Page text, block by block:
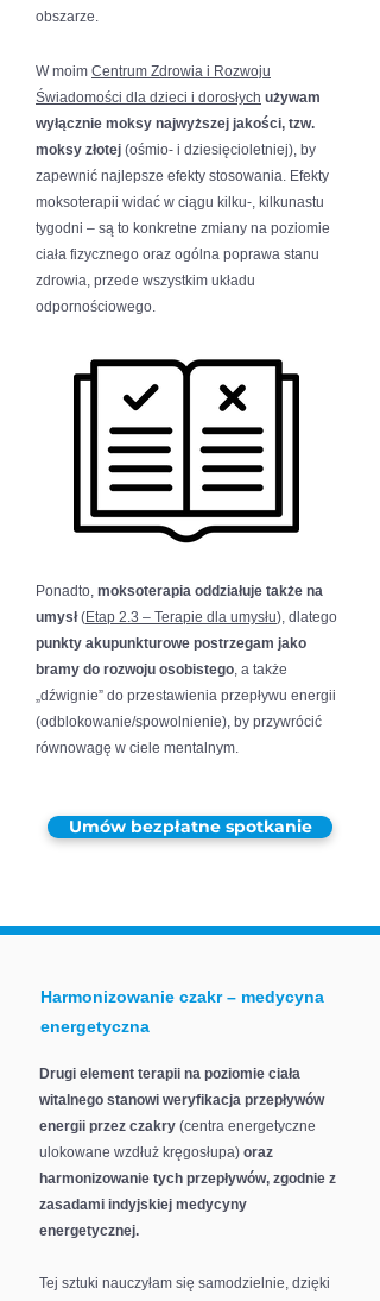
obszarze.
W moim Centrum Zdrowia i Rozwoju
Świadomości dla dzieci i dorosłych używam
wyłącznie moksy najwyższej jakości, tzw.
moksy złotej (ośmio- i dziesięcioletniej), by
zapewnić najlepsze efekty stosowania. Efekty
moksoterapii widać w ciągu kilku-, kilkunastu
tygodni – są to konkretne zmiany na poziomie
ciała fizycznego oraz ogólna poprawa stanu
zdrowia, przede wszystkim układu
odpornościowego.
Ponadto, moksoterapia oddziałuje także na
umysł(Etap 2.3 – Terapie dla umysłu), dlatego
punkty akupunkturowe postrzegam jako
bramy do rozwoju osobistego, a także
„dźwignie” do przestawienia przepływu energii
(odblokowanie/spowolnienie), by przywrócić
równowagę w ciele mentalnym.
Umów bezpłatne spotkanie
Harmonizowanie czakr – medycyna
energetyczna
Drugi element terapii na poziomie ciała
witalnego stanowi weryfikacja przepływów
energii przez czakry (centra energetyczne
ulokowane wzdłuż kręgosłupa) oraz
harmonizowanie tych przepływów, zgodnie z
zasadami indyjskiej medycyny
energetycznej.
Tej sztuki nauczyłam się samodzielnie, dzięki